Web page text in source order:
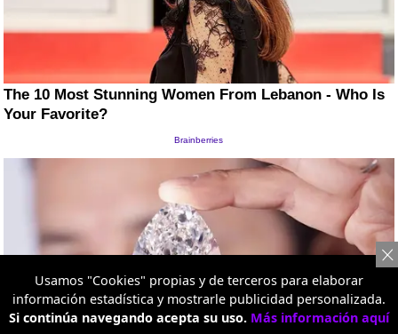
Usamos "Cookies" propias y de terceros para elaborar
información estadística y mostrarle publicidad personalizada.
Si continúa navegando acepta su uso. Más información aquí